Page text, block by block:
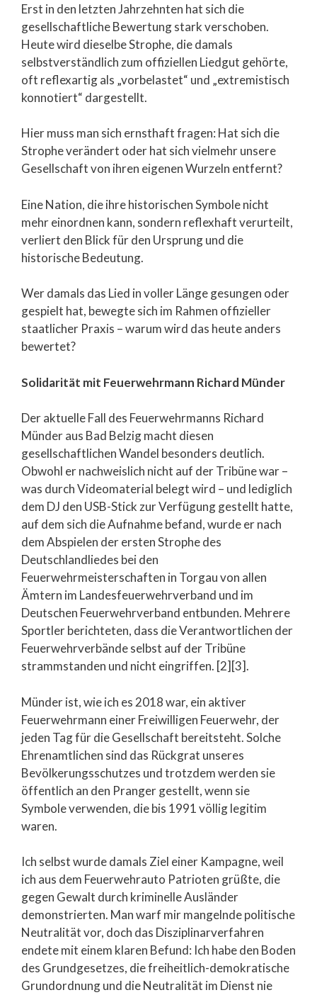
Erst in den letzten Jahrzehnten hat sich die
gesellschaftliche Bewertung stark verschoben.
Heute wird dieselbe Strophe, die damals
selbstverständlich zum offiziellen Liedgut gehörte,
oft reflexartig als „vorbelastet“ und „extremistisch
konnotiert“ dargestellt.
Hier muss man sich ernsthaft fragen: Hat sich die
Strophe verändert oder hat sich vielmehr unsere
Gesellschaft von ihren eigenen Wurzeln entfernt?
Eine Nation, die ihre historischen Symbole nicht
mehr einordnen kann, sondern reflexhaft verurteilt,
verliert den Blick für den Ursprung und die
historische Bedeutung.
Wer damals das Lied in voller Länge gesungen oder
gespielt hat, bewegte sich im Rahmen offizieller
staatlicher Praxis – warum wird das heute anders
bewertet?
Solidarität mit Feuerwehrmann Richard Münder
Der aktuelle Fall des Feuerwehrmanns Richard
Münder aus Bad Belzig macht diesen
gesellschaftlichen Wandel besonders deutlich.
Obwohl er nachweislich nicht auf der Tribüne war –
was durch Videomaterial belegt wird – und lediglich
dem DJ den USB-Stick zur Verfügung gestellt hatte,
auf dem sich die Aufnahme befand, wurde er nach
dem Abspielen der ersten Strophe des
Deutschlandliedes bei den
Feuerwehrmeisterschaften in Torgau von allen
Ämtern im Landesfeuerwehrverband und im
Deutschen Feuerwehrverband entbunden. Mehrere
Sportler berichteten, dass die Verantwortlichen der
Feuerwehrverbände selbst auf der Tribüne
strammstanden und nicht eingriffen. [2][3].
Münder ist, wie ich es 2018 war, ein aktiver
Feuerwehrmann einer Freiwilligen Feuerwehr, der
jeden Tag für die Gesellschaft bereitsteht. Solche
Ehrenamtlichen sind das Rückgrat unseres
Bevölkerungsschutzes und trotzdem werden sie
öffentlich an den Pranger gestellt, wenn sie
Symbole verwenden, die bis 1991 völlig legitim
waren.
Ich selbst wurde damals Ziel einer Kampagne, weil
ich aus dem Feuerwehrauto Patrioten grüßte, die
gegen Gewalt durch kriminelle Ausländer
demonstrierten. Man warf mir mangelnde politische
Neutralität vor, doch das Disziplinarverfahren
endete mit einem klaren Befund: Ich habe den Boden
des Grundgesetzes, die freiheitlich-demokratische
Grundordnung und die Neutralität im Dienst nie